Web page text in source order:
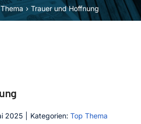
Trauer und Hoffnung
2025 Kategorien: Top Thema